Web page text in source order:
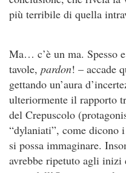
più terribile di quella
Ma… c’è un ma. Spesso
tavole, pardon! – accade
gettando un’aura
ulteriormente il rapporto
del Crepuscolo
“dylaniati”, come
si possa immaginare.
avrebbe ripetuto agli inizi